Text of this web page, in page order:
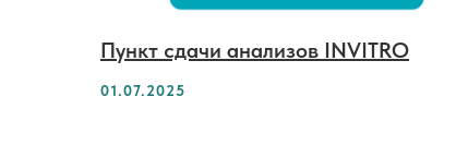
Пункт сдачи анализов INVITRO
01.07.2025